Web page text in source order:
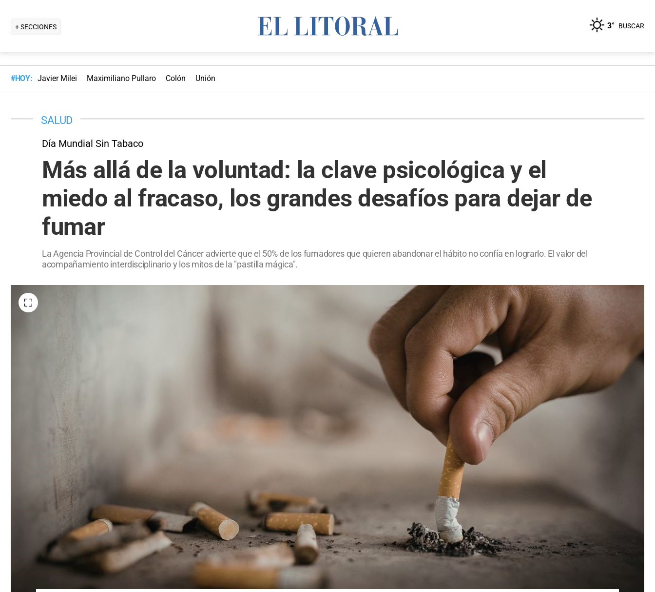
+ SECCIONES 3° BUSCAR
#HOY: Javier Milei Maximiliano Pullaro Colón Unión
SALUD
Día Mundial Sin Tabaco
Más allá de la voluntad: la clave psicológica y el
miedo al fracaso, los grandes desafíos para dejar de
fumar
La Agencia Provincial de Control del Cáncer advierte que el 50% de los fumadores que quieren abandonar el hábito no confía en lograrlo. El valor del
acompañamiento interdisciplinario y los mitos de la "pastilla mágica".